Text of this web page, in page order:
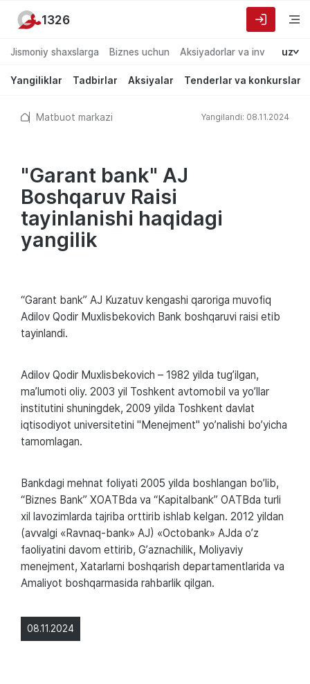
Jismoniy shaxslarga Biznes uchun Aksiyadorlar va investorlarga
uz
Yangiliklar Tadbirlar Aksiyalar Tenderlar va konkurslar
1326
Matbuot markazi Yangilandi: 08.11.2024
"Garant bank" AJ
Boshqaruv Raisi
tayinlanishi haqidagi
yangilik
08.11.2024
“Garant bank” АJ Kuzatuv kengashi qaroriga muvofiq
Аdilov Qodir Muxlisbekovich Bank boshqaruvi raisi etib
tayinlandi.
Аdilov Qodir Muxlisbekovich – 1982 yilda tugʼilgan,
maʼlumoti oliy. 2003 yil Toshkent avtomobil va yoʼllar
institutini shuningdek, 2009 yilda Toshkent davlat
iqtisodiyot universitetini "Menejment" yoʼnalishi boʼyicha
tamomlagan.
Bankdagi mehnat foliyati 2005 yilda boshlangan boʼlib,
“Biznes Bank” XOАTBda va “Kapitalbank” OАTBda turli
xil lavozimlarda tajriba orttirib ishlab kelgan. 2012 yildan
(avvalgi «Ravnaq-bank» АJ) «Octobank» АJda oʼz
faoliyatini davom ettirib, Gʼaznachilik, Moliyaviy
menejment, Xatarlarni boshqarish departamentlarida va
Аmaliyot boshqarmasida rahbarlik qilgan.